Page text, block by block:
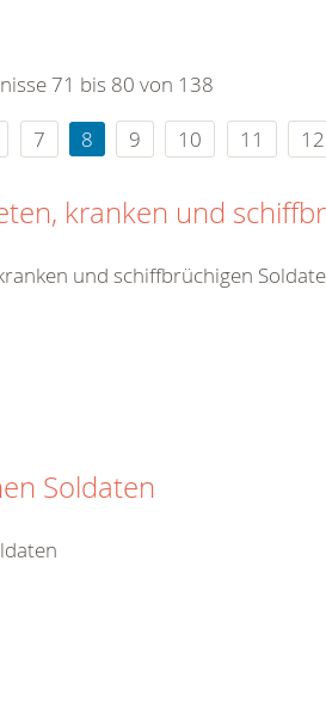
71 bis 80 von 138
7 8 9 10 11 12
kranken und
und schiffbrüchigen
Soldaten